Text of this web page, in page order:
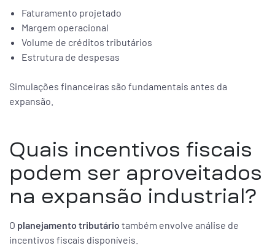
Faturamento projetado
Margem operacional
Volume de créditos tributários
Estrutura de despesas
Simulações financeiras são fundamentais antes da
expansão.
Quais incentivos fiscais
podem ser aproveitados
na expansão industrial?
O planejamento tributário também envolve análise de
incentivos fiscais disponíveis.